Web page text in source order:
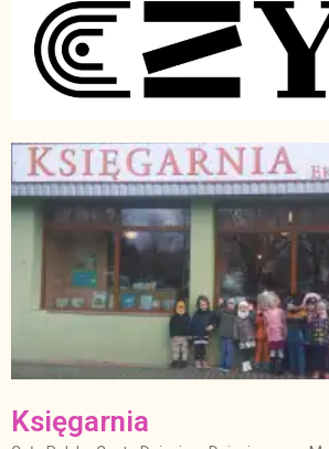
Księgarnia